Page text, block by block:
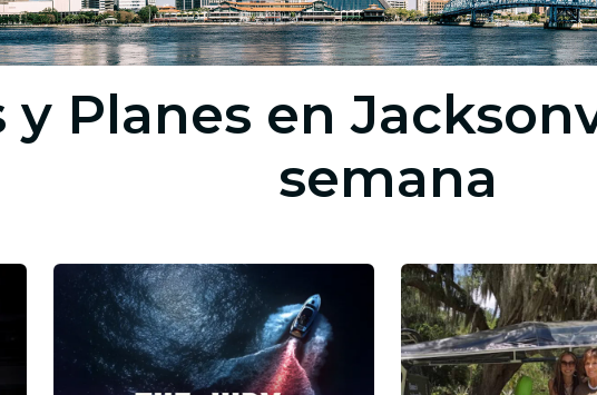
São Paulo
Seúl
recorridos por la
restaurantes
cine
y Planes en
semana